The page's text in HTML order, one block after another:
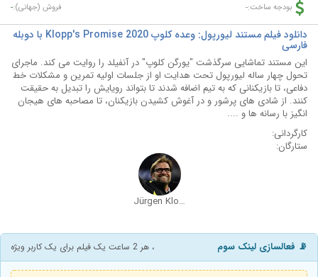
بودجه ساخت:- فروش (جهانی):-
دانلود فیلم مستند لیورپول: وعده کلوپ Klopp's Promise 2020 با دوبله
فارسی
این مستند تماشایی سرگذشت "یورگن کلوپ" در آنفیلد را روایت می کند. ماجرای
تحول چهار ساله لیورپول تحت هدایت او از جلسات اولیه تمرین و مشکلات خط
دفاعی، تا بازیکنانی که به تیم اضافه شدند تا بتواند رویایش را تبدیل به حقیقت
کنند. از شادی های پرشور و در آغوش کشیدن بازیکنان، تا مصاحبه های هیجان
انگیز با رسانه ها و ....
کارگردانی:
ستارگان:
Jürgen Klopp
📡 فعالسازی لینک سوم ، هر 2 ساعت یک فیلم برای یک کاربر ویژه